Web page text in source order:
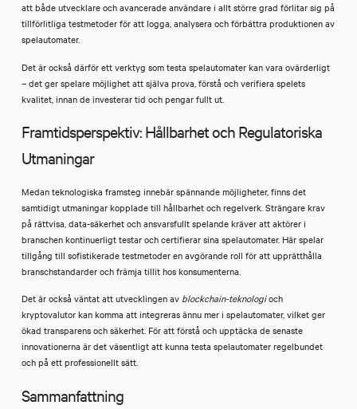
att både utvecklare och avancerade användare i allt större grad förlitar sig på
tillförlitliga testmetoder för att logga, analysera och förbättra produktionen av
spelautomater.
Det är också därför ett verktyg som testa spelautomater kan vara ovärderligt
– det ger spelare möjlighet att själva prova, förstå och verifiera spelets
kvalitet, innan de investerar tid och pengar fullt ut.
Framtidsperspektiv: Hållbarhet och Regulatoriska
Utmaningar
Medan teknologiska framsteg innebär spännande möjligheter, finns det
samtidigt utmaningar kopplade till hållbarhet och regelverk. Strängare krav
på rättvisa, data-säkerhet och ansvarsfullt spelande kräver att aktörer i
branschen kontinuerligt testar och certifierar sina spelautomater. Här spelar
tillgång till sofistikerade testmetoder en avgörande roll för att upprätthålla
branschstandarder och främja tillit hos konsumenterna.
Det är också väntat att utvecklingen av blockchain-teknologioch
kryptovalutor kan komma att integreras ännu mer i spelautomater, vilket ger
ökad transparens och säkerhet. För att förstå och upptäcka de senaste
innovationerna är det väsentligt att kunna testa spelautomater regelbundet
och på ett professionellt sätt.
Sammanfattning